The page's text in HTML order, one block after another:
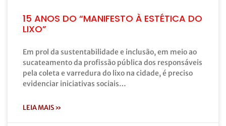
15 ANOS DO “MANIFESTO À ESTÉTICA DO
LIXO”
Em prol da sustentabilidade e inclusão, em meio ao
sucateamento da profissão pública dos responsáveis
pela coleta e varredura do lixo na cidade, é preciso
evidenciar iniciativas sociais…
LEIA MAIS »